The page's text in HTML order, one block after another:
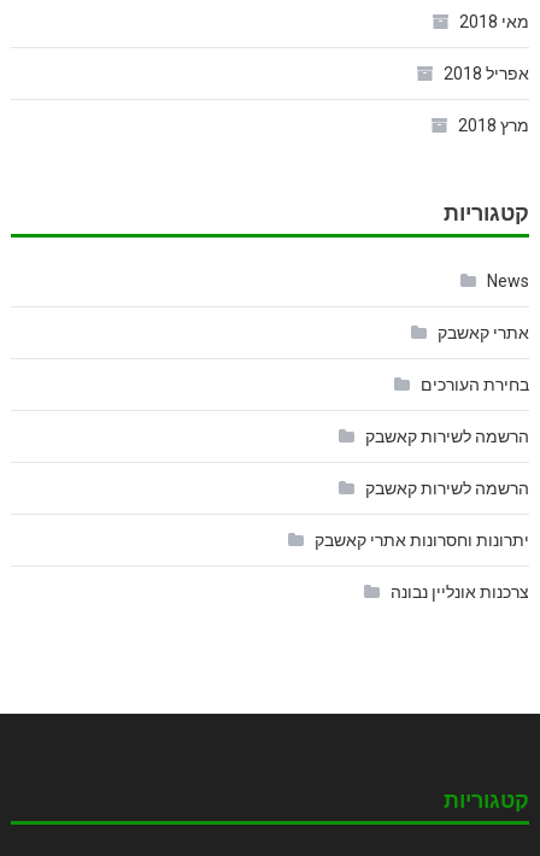
מאי 2018
אפריל 2018
מרץ 2018
קטגוריות
News
אתרי קאשבק
בחירת העורכים
הרשמה לשירות קאשבק
הרשמה לשירות קאשבק
יתרונות וחסרונות אתרי קאשבק
צרכנות אונליין נבונה
קטגוריות